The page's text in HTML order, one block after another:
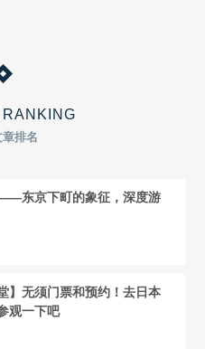
排名
——东京下町的象征，深度游
】无须门票和预约！去日本
观一下吧